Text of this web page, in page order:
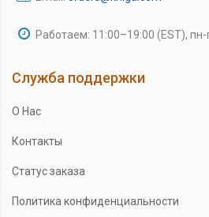
Работаем: 11:00–19:00 (EST), пн-
Служба поддержки
О Нас
Контакты
Статус заказа
Политика конфиденциальности